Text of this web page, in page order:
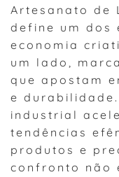
Artesanato de
define um dos
economia
um lado,
que apostam
e
industrial
tendências
produtos e
confronto não